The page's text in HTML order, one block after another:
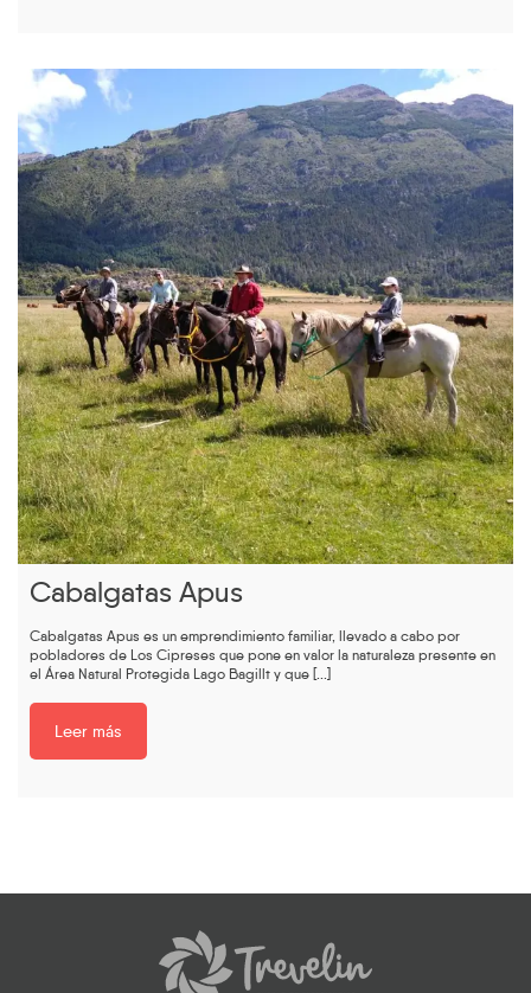
Cabalgatas Apus
Cabalgatas Apus es un emprendimiento familiar, llevado a cabo por
pobladores de Los Cipreses que pone en valor la naturaleza presente en
el Área Natural Protegida Lago Bagillt y que [...]
Leer más